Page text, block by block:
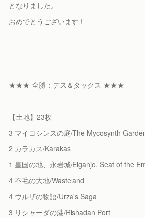
となりました。
おめでとうございます！
★★★ 全勝：デス＆タックス ★★★
【土地】23枚
3 マイコシンスの庭/The Mycosynth
2 カラカス/Karakas
1 皇国の地、永岩城/Eiganjo, Seat of the
4 不毛の大地/Wasteland
4 ウルザの物語/Urza's Saga
3 リシャーダの港/Rishadan Port